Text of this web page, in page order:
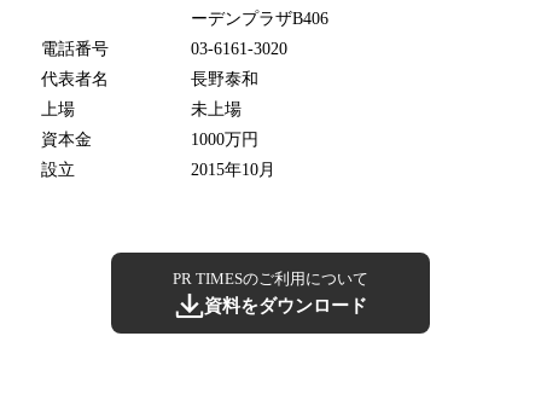
ーデンプラザB406
電話番号
03-6161-3020
代表者名
長野泰和
上場
未上場
資本金
1000万円
設立
2015年10月
PR TIMESのご利用について
資料をダウンロード